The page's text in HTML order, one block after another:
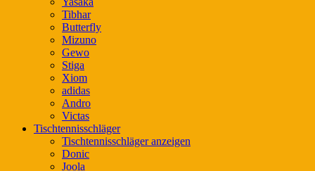
Tibhar
Butterfly
Mizuno
Gewo
Stiga
Xiom
adidas
Andro
Victas
Tischtennisschläger
Tischtennisschläger anzeigen
Donic
Joola